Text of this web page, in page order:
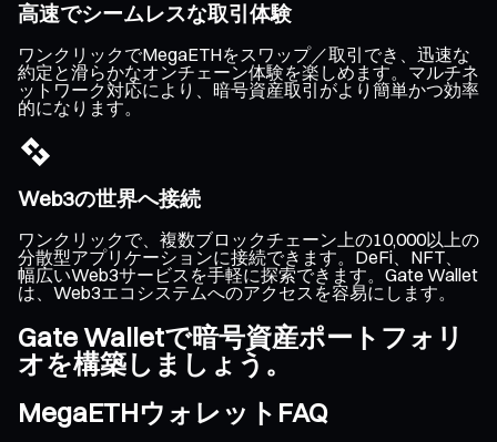
高速でシームレスな取引体験
ワンクリックでMegaETHをスワップ／取引でき、迅速な
約定と滑らかなオンチェーン体験を楽しめます。マルチネ
ットワーク対応により、暗号資産取引がより簡単かつ効率
的になります。
Web3の世界へ接続
ワンクリックで、複数ブロックチェーン上の10,000以上の
分散型アプリケーションに接続できます。DeFi、NFT、
幅広いWeb3サービスを手軽に探索できます。Gate Wallet
は、Web3エコシステムへのアクセスを容易にします。
Gate Walletで暗号資産ポートフォリ
オを構築しましょう。
MegaETHウォレットFAQ